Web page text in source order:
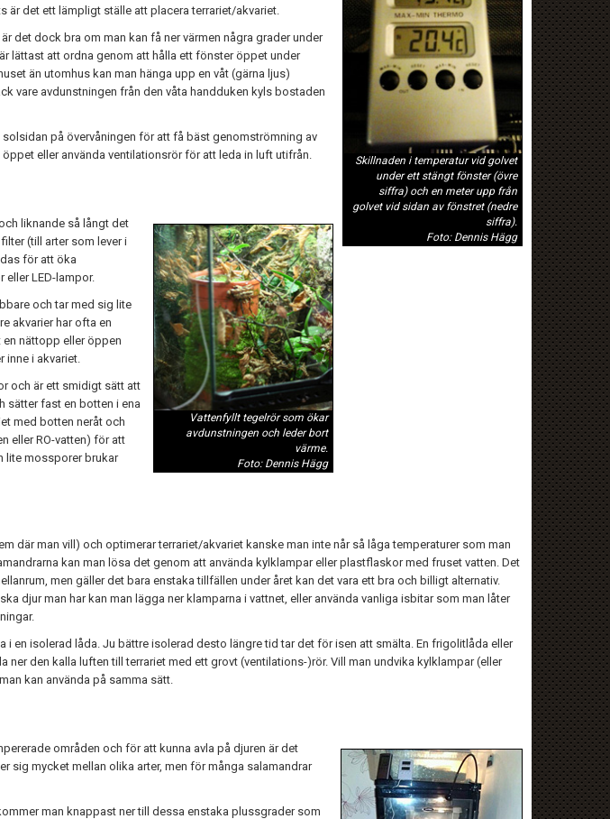
Skillnaden i temperatur vid golvet
under ett stängt fönster (övre
siffra) och en meter upp från
golvet vid sidan av fönstret (nedre
siffra).
Foto: Dennis Hägg
är det ett lämpligt ställe att placera terrariet/akvariet.
det dock bra om man kan få ner värmen några grader under
lättast att ordna genom att hålla ett fönster öppet under
än utomhus kan man hänga upp en våt (gärna ljus)
vare avdunstningen från den våta handduken kyls bostaden
på övervåningen för att få bäst genomströmning av
eller använda ventilationsrör för att leda in luft utifrån.
Vattenfyllt tegelrör som ökar
avdunstningen och leder bort
värme.
Foto: Dennis Hägg
liknande så långt det
(till arter som lever i
för att öka
LED-lampor.
och tar med sig lite
akvarier har ofta en
nättopp eller öppen
i akvariet.
och är ett smidigt sätt att
sätter fast en botten i ena
med botten neråt och
eller RO-vatten) för att
lite mossporer brukar
där man vill) och optimerar terrariet/akvariet kanske man inte når så låga temperaturer som man
kan man lösa det genom att använda kylklampar eller plastflaskor med fruset vatten. Det
men gäller det bara enstaka tillfällen under året kan det vara ett bra och billigt alternativ.
djur man har kan man lägga ner klamparna i vattnet, eller använda vanliga isbitar som man låter
en isolerad låda. Ju bättre isolerad desto längre tid tar det för isen att smälta. En frigolitlåda eller
den kalla luften till terrariet med ett grovt (ventilations-)rör. Vill man undvika kylklampar (eller
kan använda på samma sätt.
områden och för att kunna avla på djuren är det
sig mycket mellan olika arter, men för många salamandrar
man knappast ner till dessa enstaka plussgrader som